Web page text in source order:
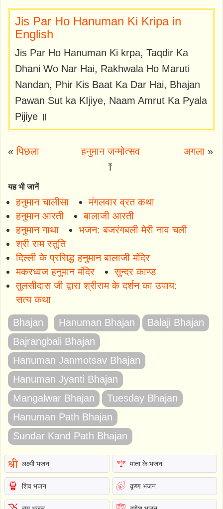
Jis Par Ho Hanuman Ki Kripa in
English
Jis Par Ho Hanuman Ki krpa, Taqdir Ka
Dhani Wo Nar Hai, Rakhwala Ho Maruti
Nandan, Phir Kis Baat Ka Dar Hai, Bhajan
Pawan Sut ka KIjiye, Naam Amrut Ka Pyala
Pijiye ॥
«पिछला
हनुमान जन्मोत्सव
⤒
अगला»
यह भी जानें
हनुमान चालीसा
मंगलवार व्रत कथा
हनुमान आरती
बालाजी आरती
हनुमान गाथा
भजन: बजरंगबली मेरी नाव चली
श्री राम स्तुति
दिल्ली के प्रसिद्ध हनुमान बालाजी मंदिर
मकरध्वज हनुमान मंदिर
सुन्दर काण्ड
तुलसीदास जी द्वारा श्रीराम के दर्शन का उपाय:
सत्य कथा
Bhajan Hanuman Bhajan
Balaji Bhajan
Bajrangbali Bhajan
Hanuman Janmotsav Bhajan
Hanuman Jyanti Bhajan
Mangalwar Bhajan
Tuesday Bhajan
Hanuman Path Bhajan
Sundar Kand Path Bhajan
लक्ष्मी भजन माता के भजन
शिव भजन कृष्ण भजन